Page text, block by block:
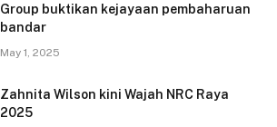
Group buktikan kejayaan pembaharuan
bandar
May 1, 2025
Zahnita Wilson kini Wajah NRC Raya
2025